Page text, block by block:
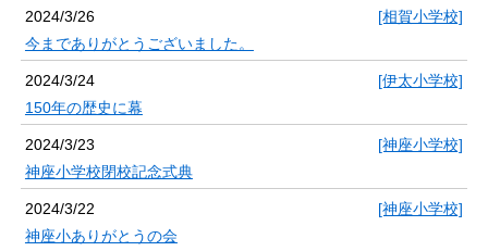
2024/3/26
[相賀小学校]
今までありがとうございました。
2024/3/24
[伊太小学校]
150年の歴史に幕
2024/3/23
[神座小学校]
神座小学校閉校記念式典
2024/3/22
[神座小学校]
神座小ありがとうの会